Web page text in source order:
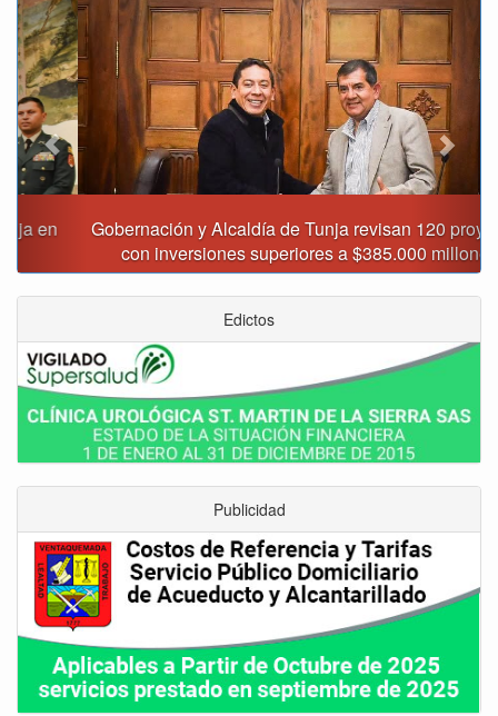
Gobernación y Alcaldía de Tunja revisan 120 proyectos
con inversiones superiores a $385.000 millones
Previous Next
Edictos
Publicidad